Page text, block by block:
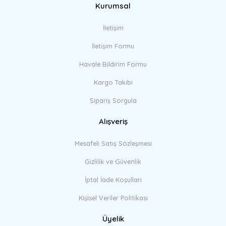
Kurumsal
İletişim
İletişim Formu
Havale Bildirim Formu
Kargo Takibi
Sipariş Sorgula
Alışveriş
Mesafeli Satış Sözleşmesi
Gizlilik ve Güvenlik
İptal İade Koşullari
Kişisel Veriler Politikası
Üyelik